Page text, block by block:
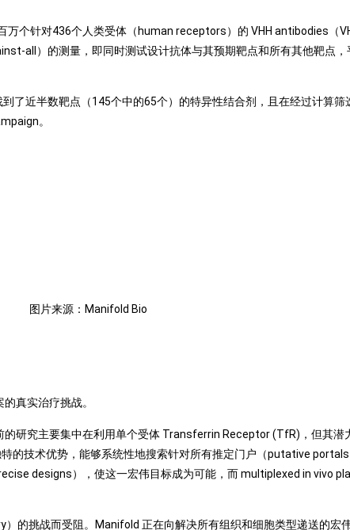
万个针对436个人类受体（human receptors）的 VHH antibodies（
all）的测量，即同时测试设计抗体与其预期靶点和所有其他靶点
了近半数靶点（145个中的65个）的特异性结合剂，且在经过计算
。
图片来源：Manifold Bio
真实治疗挑战。
研究主要集中在利用单个受体 Transferrin Receptor (TfR)，但其潜
的技术优势，能够系统性地搜索针对所有推定门户（putative
designs），使这一宏伟目标成为可能，而 multiplexed in vivo
的挑战而受阻。Manifold 正在向解决所有组织和细胞类型递送的宏